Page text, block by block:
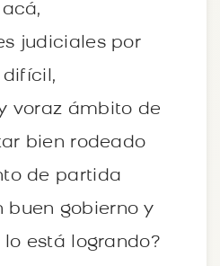
judiciales por
difícil,
voraz ámbito de
bien rodeado
de partida
buen gobierno y
lo está logrando?